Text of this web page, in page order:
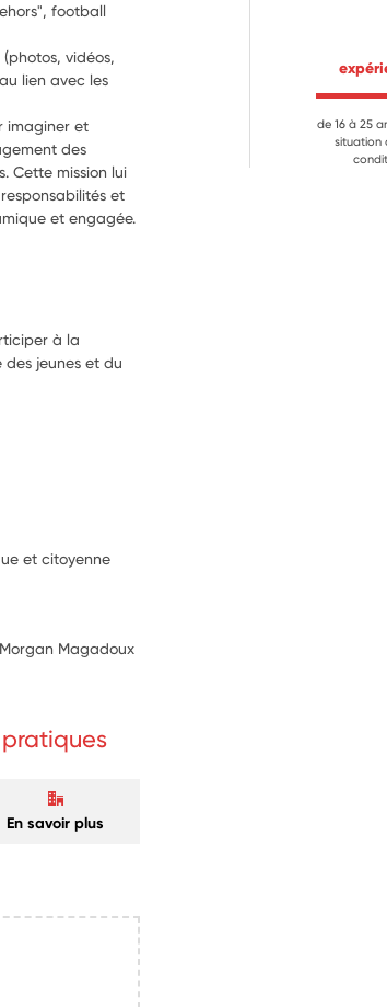
football
vidéos,
lien avec les
imaginer et
des
Cette mission lui
et
et engagée.
à la
jeunes et du
et citoyenne
Magadoux
En savoir plus
de 16 à 25
situation